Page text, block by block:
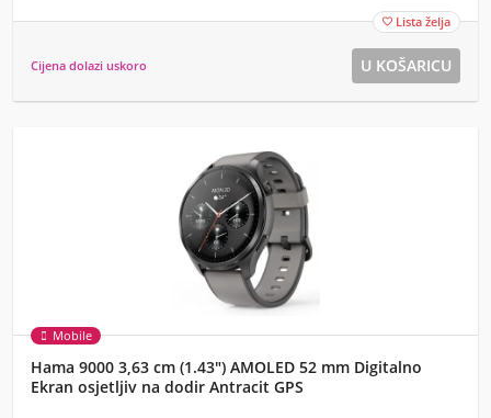
 Lista želja
Cijena dolazi uskoro
Mobile
Hama 9000 3,63 cm (1.43") AMOLED 52 mm Digitalno
Ekran osjetljiv na dodir Antracit GPS